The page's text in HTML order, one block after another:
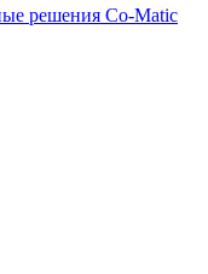
решения Co-Matic